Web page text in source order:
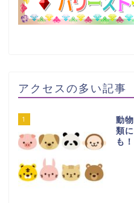
アクセスの多い記事
1
動
類
も！